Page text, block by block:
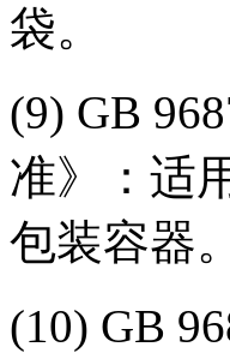
袋。
(9) GB
准》：适
包装容器。
(10) GB